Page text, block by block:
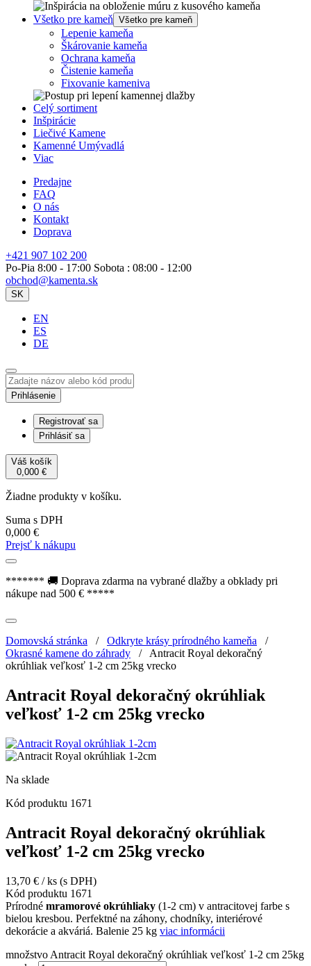
Všetko pre kameň Všetko pre kameň
Lepenie kameňa
Škárovanie kameňa
Ochrana kameňa
Čistenie kameňa
Fixovanie kameniva
Celý sortiment
Inšpirácie
Liečivé Kamene
Kamenné Umývadlá
Viac
Predajne
FAQ
O nás
Kontakt
Doprava
+421 907 102 200
Po-Pia 8:00 - 17:00 Sobota : 08:00 - 12:00
obchod@kamenta.sk
SK
EN
ES
DE
Prihlásenie
Registrovať sa
Prihlásiť sa
Váš košík
0,000 €
Žiadne produkty v košíku.
Suma s DPH
0,000 €
Prejsť k nákupu
******* 🚚 Doprava zdarma na vybrané dlažby a obklady pri
nákupe nad 500 € *****
Domovská stránka / Odkryte krásy prírodného kameňa /
Okrasné kamene do záhrady / Antracit Royal dekoračný
okrúhliak veľkosť 1-2 cm 25kg vrecko
Antracit Royal dekoračný okrúhliak
veľkosť 1-2 cm 25kg vrecko
Na sklade
Kód produktu 1671
Antracit Royal dekoračný okrúhliak
veľkosť 1-2 cm 25kg vrecko
13,70 € / ks (s DPH)
Kód produktu 1671
Prírodné mramorové okrúhliaky (1-2 cm) v antracitovej farbe s
bielou kresbou. Perfektné na záhony, chodníky, interiérové
dekorácie a akváriá. Balenie 25 kg viac informácii
množstvo Antracit Royal dekoračný okrúhliak veľkosť 1-2 cm 25kg